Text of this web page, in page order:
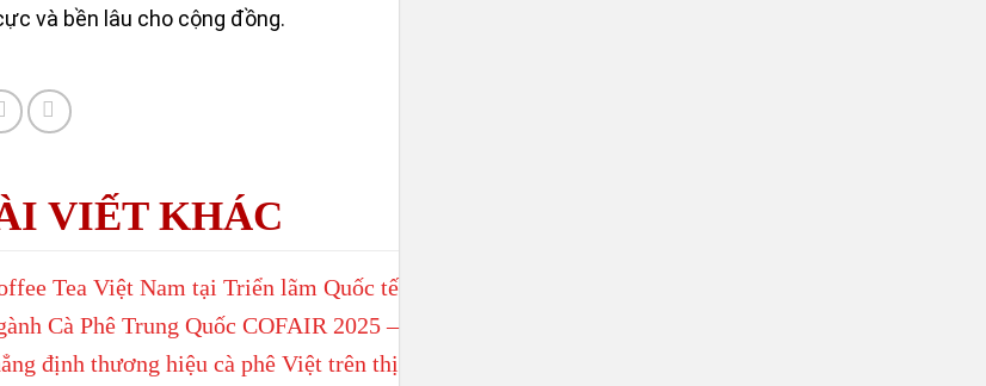
và bền lâu cho cộng đồng.
Tea Việt Nam tại Triển lãm Quốc tế
Cà Phê Trung Quốc COFAIR 2025 –
định thương hiệu cà phê Việt trên thị